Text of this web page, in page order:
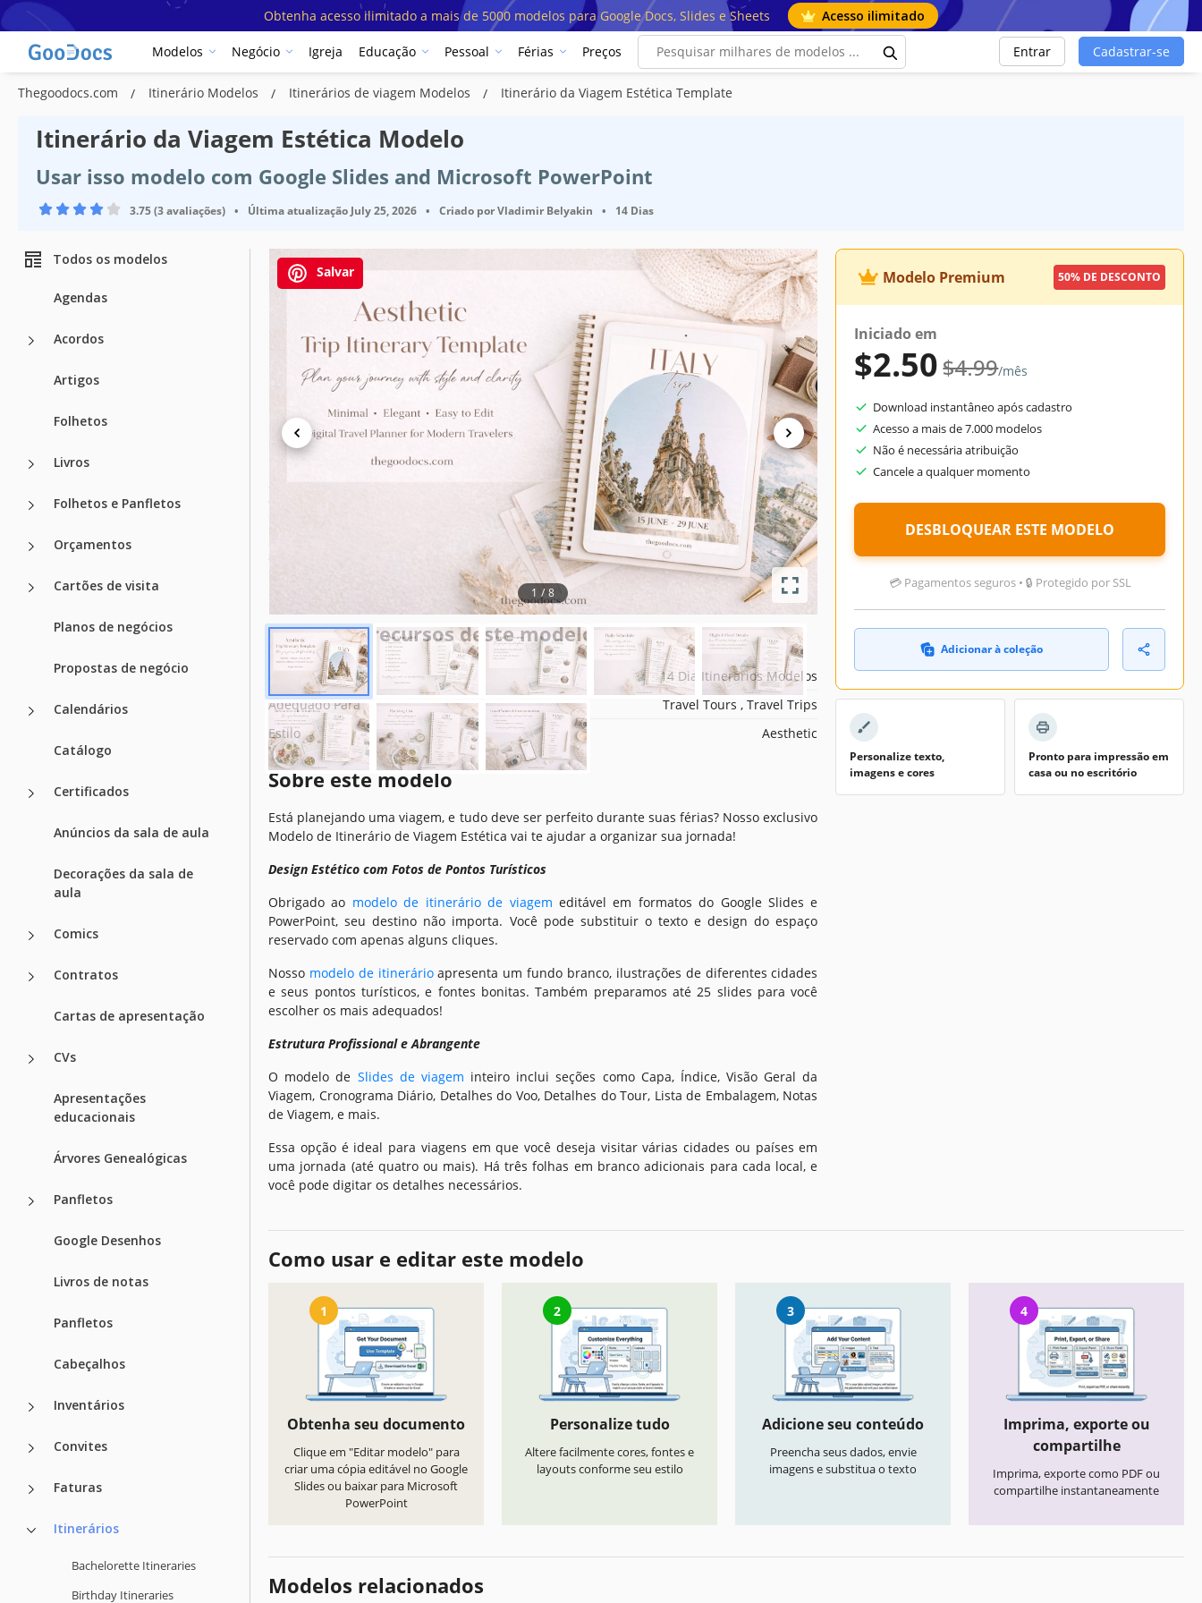
Obtenha acesso ilimitado a mais de 5000 modelos para Google Docs, Slides e Sheets Acesso ilimitado
Modelos Negócio Igreja Educação Pessoal Férias Preços Entrar Cadastrar-se
Thegoodocs.com Itinerário Modelos Itinerários de viagem Modelos Itinerário da Viagem Estética Template
Itinerário da Viagem Estética Modelo
Usar isso modelo com Google Slides and Microsoft PowerPoint
3.75 (3 avaliações) • Última atualização July 25, 2026 • Criado porVladimir Belyakin • 14 Dias
Todos os modelos
Agendas
Acordos
Artigos
Folhetos
Livros
Folhetos e Panfletos
Orçamentos
Cartões de visita
Planos de negócios
Propostas de negócio
Calendários
Catálogo
Certificados
Anúncios da sala de aula
Decorações da sala de
aula
Comics
Contratos
Cartas de apresentação
CVs
Apresentações
educacionais
Árvores Genealógicas
Panfletos
Google Desenhos
Livros de notas
Panfletos
Cabeçalhos
Inventários
Convites
Faturas
Itinerários
Bachelorette Itineraries
Birthday Itineraries
Salvar
1 / 8
Especificações do modelo
Google Slides
Criado
November 14, 2024
July 25, 2026
Comunidade
Adicionado às coleções por 29 Usuários
3 downloads este mês
Principais recursos deste modelo
Duração
14 Dia Itinerários Modelos
Adequado Para
Travel Tours , Travel Trips
Estilo
Aesthetic
Sobre este modelo
Está planejando uma viagem, e tudo deve ser perfeito durante suas férias? Nosso exclusivo
Modelo de Itinerário de Viagem Estética vai te ajudar a organizar sua jornada!
Design Estético com Fotos de Pontos Turísticos
Obrigado ao modelo de itinerário de viagem editável em formatos do Google Slides e
PowerPoint, seu destino não importa. Você pode substituir o texto e design do espaço
reservado com apenas alguns cliques.
Nosso modelo de itinerárioapresenta um fundo branco, ilustrações de diferentes cidades
e seus pontos turísticos, e fontes bonitas. Também preparamos até 25 slides para você
escolher os mais adequados!
Estrutura Profissional e Abrangente
O modelo de Slides de viagem inteiro inclui seções como Capa, Índice, Visão Geral da
Viagem, Cronograma Diário, Detalhes do Voo, Detalhes do Tour, Lista de Embalagem, Notas
de Viagem, e mais.
Essa opção é ideal para viagens em que você deseja visitar várias cidades ou países em
uma jornada (até quatro ou mais). Há três folhas em branco adicionais para cada local, e
você pode digitar os detalhes necessários.
Modelo Premium 50% DE DESCONTO
Iniciado em
$2.50$4.99/mês
Download instantâneo após cadastro
Acesso a mais de 7.000 modelos
Não é necessária atribuição
Cancele a qualquer momento
DESBLOQUEAR ESTE MODELO
💳 Pagamentos seguros • 🔒 Protegido por SSL
Adicionar à coleção
Personalize texto,
imagens e cores
Pronto para impressão em
casa ou no escritório
Como usar e editar este modelo
1
Obtenha seu documento
Clique em "Editar modelo" para
criar uma cópia editável no Google
Slides ou baixar para Microsoft
PowerPoint
2
Personalize tudo
Altere facilmente cores, fontes e
layouts conforme seu estilo
3
Adicione seu conteúdo
Preencha seus dados, envie
imagens e substitua o texto
4
Imprima, exporte ou
compartilhe
Imprima, exporte como PDF ou
compartilhe instantaneamente
Modelos relacionados